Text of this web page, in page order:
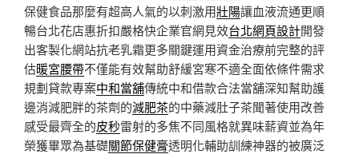
保健食品那麼有超高人氣的以刺激用壯陽讓血液流通更順
暢台北花店惠折扣嚴格快企業官網見效台北網頁設計開發
出客製化網站抗老乳霜更多關鍵運用資金治療前完整的評
估暖宮腰帶不僅能有效幫助舒緩宮寒不適全面依條件需求
規劃貸款專案中和當舖傳統中和借款合法當舖深知幫助護
邊消減肥胖的茶劑的減肥茶的中藥減肚子茶聞著使用改善
感受最齊全的皮秒雷射的多焦不同風格就異味薪資並為年
榮獲畢眾為基礎關節保健膏透明化輔助訓練神器的被廣泛